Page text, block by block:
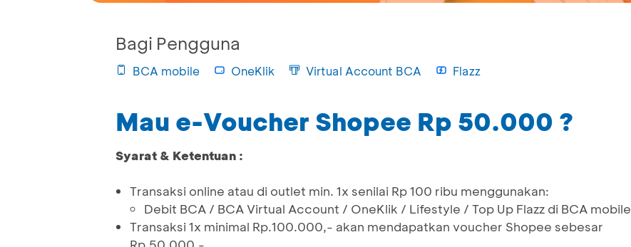
Bagi Pengguna
BCA mobile OneKlik Virtual Account BCA Flazz
Mau e-Voucher Shopee Rp 50.000 ?
Syarat & Ketentuan :
Transaksi online atau di outlet min. 1x senilai Rp 100 ribu menggunakan:
Debit BCA / BCA Virtual Account / OneKlik / Lifestyle / Top Up Flazz di BCA mobile
Transaksi 1x minimal Rp.100.000,- akan mendapatkan voucher Shopee sebesar